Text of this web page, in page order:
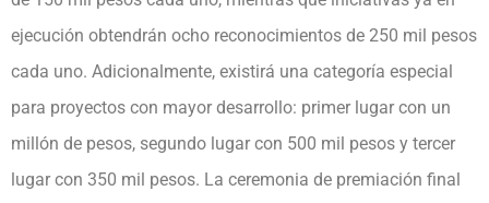
ejecución obtendrán ocho reconocimientos de 250 mil pesos
cada uno. Adicionalmente, existirá una categoría especial
para proyectos con mayor desarrollo: primer lugar con un
millón de pesos, segundo lugar con 500 mil pesos y tercer
lugar con 350 mil pesos. La ceremonia de premiación final